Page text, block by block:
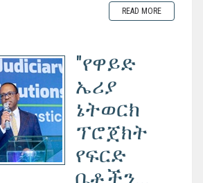
READ MORE
"የዋይድ
ኤሪያ
ኔትወርክ
ፕሮጀክት
የፍርድ
ቤቶችን...